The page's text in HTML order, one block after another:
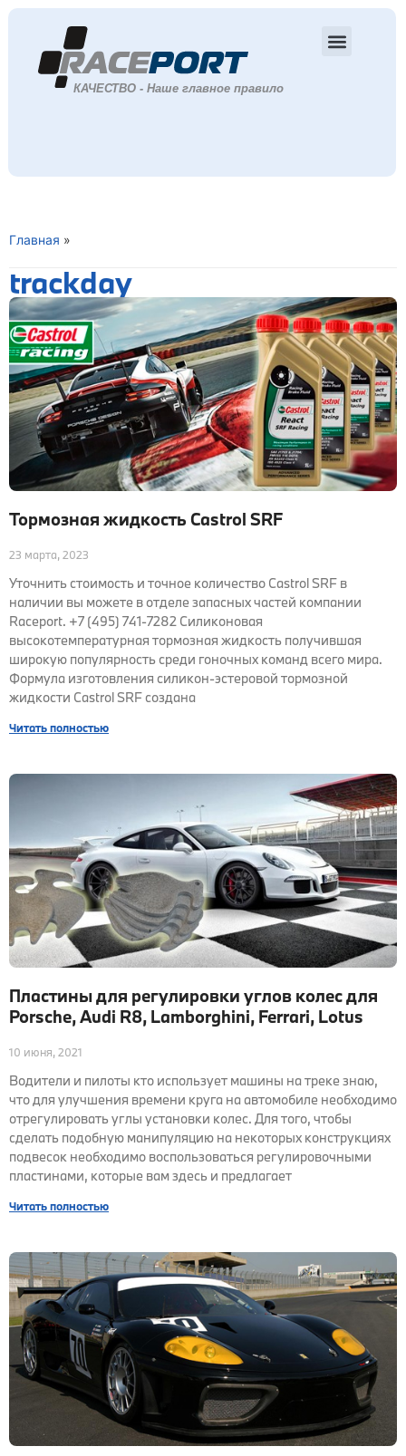
Главная »
trackday
Тормозная жидкость Castrol SRF
23 марта, 2023
Уточнить стоимость и точное количество Castrol SRF в
наличии вы можете в отделе запасных частей компании
Raceport. +7 (495) 741-7282 Силиконовая
высокотемпературная тормозная жидкость получившая
широкую популярность среди гоночных команд всего мира.
Формула изготовления силикон-эстеровой тормозной
жидкости Castrol SRF создана
Читать полностью
Пластины для регулировки углов колес для
Porsche, Audi R8, Lamborghini, Ferrari, Lotus
10 июня, 2021
Водители и пилоты кто использует машины на треке знаю,
что для улучшения времени круга на автомобиле необходимо
отрегулировать углы установки колес. Для того, чтобы
сделать подобную манипуляцию на некоторых конструкциях
подвесок необходимо воспользоваться регулировочными
пластинами, которые вам здесь и предлагает
Читать полностью